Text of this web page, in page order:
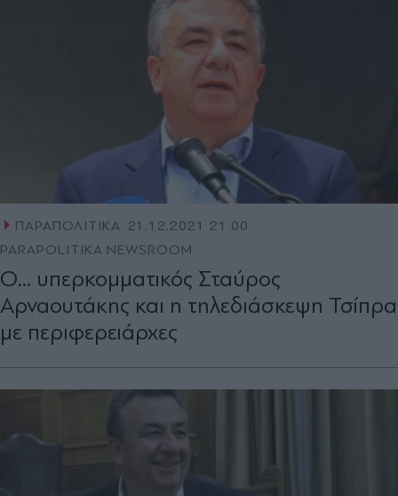
ΠΑΡΑΠΟΛΙΤΙΚΑ
21.12.2021 21:00
PARAPOLITIKA NEWSROOM
Ο... υπερκομματικός Σταύρος
Αρναουτάκης και η τηλεδιάσκεψη Τσίπρα
με περιφερειάρχες